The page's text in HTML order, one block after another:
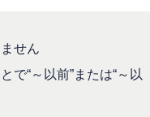
せん
で“～以前”または“～以